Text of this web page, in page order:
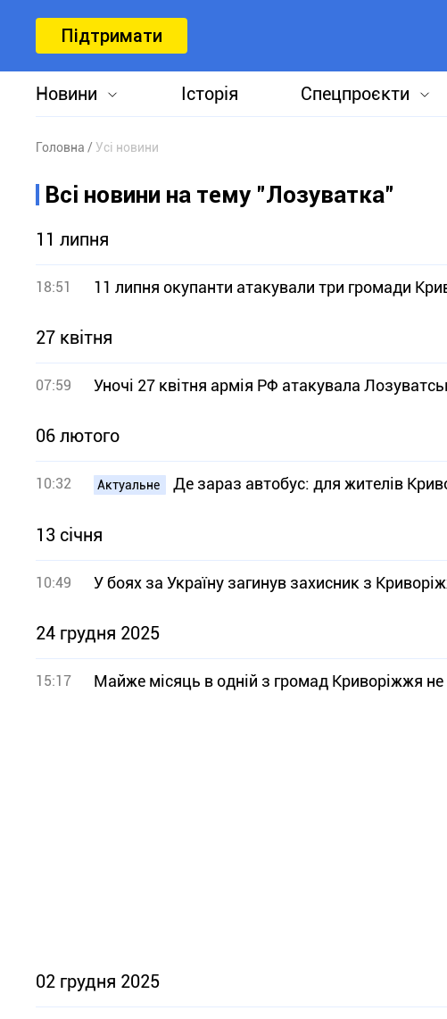
Підтримати
Новини Історія Спецпроєкти
Головна Усі новини
Всі новини на тему "Лозуватка"
11 липня
18:51 11 липня окупанти атакували три громади
27 квітня
07:59 Уночі 27 квітня армія РФ атакувала
06 лютого
10:32 Актуальне Де зараз автобус: для жителів
13 січня
10:49 У боях за Україну загинув захисник з
24 грудня 2025
15:17 Майже місяць в одній з громад Криворіжжя не
02 грудня 2025